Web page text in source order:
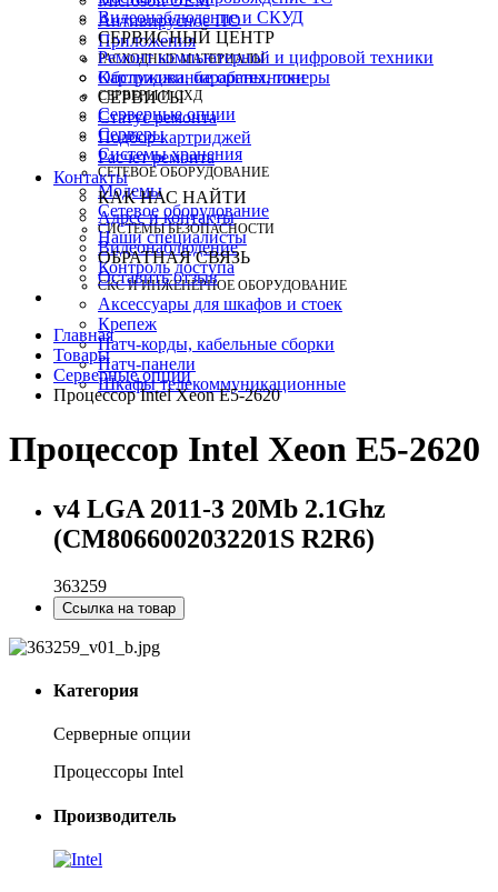
Антивирусное ПО
Приложения
РАСХОДНЫЕ МАТЕРИАЛЫ
Картриджи, барабаны, тонеры
СЕРВЕРЫ И СХД
Серверные опции
Серверы
Системы хранения
СЕТЕВОЕ ОБОРУДОВАНИЕ
Модемы
Сетевое оборудование
СИСТЕМЫ БЕЗОПАСНОСТИ
Видеонаблюдение
Контроль доступа
СКС И ИНЖЕНЕРНОЕ ОБОРУДОВАНИЕ
Аксессуары для шкафов и стоек
Крепеж
Патч-корды, кабельные сборки
Патч-панели
Шкафы телекоммуникационные
Видеонаблюдение и СКУД
СЕРВИСНЫЙ ЦЕНТР
Ремонт компьютерной и цифровой техники
Обслуживание оргтехники
СЕРВИСЫ
Статус ремонта
Подбор картриджей
Расчет ремонта
Контакты
КАК НАС НАЙТИ
Адрес и контакты
Наши специалисты
ОБРАТНАЯ СВЯЗЬ
Оставить отзыв
Главная
Товары
Серверные опции
Процессор Intel Xeon E5-2620
Процессор Intel Xeon E5-2620
v4 LGA 2011-3 20Mb 2.1Ghz
(CM8066002032201S R2R6)
363259
Ссылка на товар
Категория
Серверные опции
Процессоры Intel
Производитель